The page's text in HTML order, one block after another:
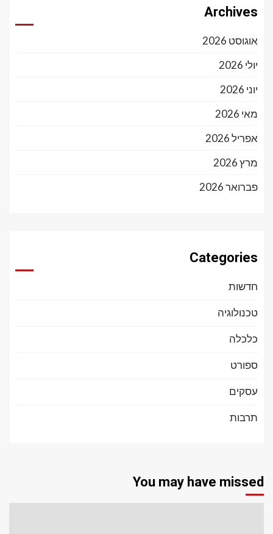
Archives
אוגוסט 2026
יולי 2026
יוני 2026
מאי 2026
אפריל 2026
מרץ 2026
פברואר 2026
Categories
חדשות
טכנולוגיה
כלכלה
ספורט
עסקים
תרבות
You may have missed